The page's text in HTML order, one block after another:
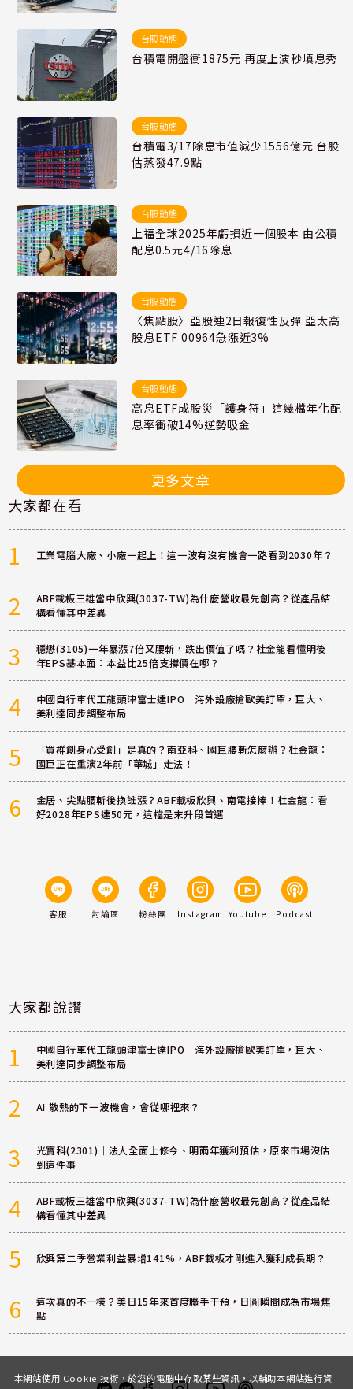
台股動態
台積電開盤衝1875元 再度上演秒填息秀
台股動態
台積電3/17除息市值減少1556億元 台股
估蒸發47.9點
台股動態
上福全球2025年虧損近一個股本 由公積
配息0.5元4/16除息
台股動態
〈焦點股〉亞股連2日報復性反彈 亞太高
股息ETF 00964急漲近3%
台股動態
高息ETF成股災「護身符」這幾檔年化配
息率衝破14%逆勢吸金
更多文章
大家都在看
1 工業電腦大廠、小廠一起上！這一波有沒有機會一路看到2030年？
2
ABF載板三雄當中欣興(3037-TW)為什麼營收最先創高？從產品結
構看懂其中差異
3
穩懋(3105)一年暴漲7倍又腰斬，跌出價值了嗎？杜金龍看懂明後
年EPS基本面：本益比25倍支撐價在哪？
4
中國自行車代工龍頭津富士達IPO 海外設廠搶歐美訂單，巨大、
美利達同步調整布局
5
「買群創身心受創」是真的？南亞科、國巨腰斬怎麼辦？杜金龍：
國巨正在重演2年前「華城」走法！
6
金居、尖點腰斬後換誰漲？ABF載板欣興、南電接棒！杜金龍：看
好2028年EPS達50元，這檔是末升段首選
客服 討論區 粉絲團 Instagram Youtube Podcast
大家都說讚
1
中國自行車代工龍頭津富士達IPO 海外設廠搶歐美訂單，巨大、
美利達同步調整布局
2 AI 散熱的下一波機會，會從哪裡來？
3
光寶科(2301)｜法人全面上修今、明兩年獲利預估，原來市場沒估
到這件事
4
ABF載板三雄當中欣興(3037-TW)為什麼營收最先創高？從產品結
構看懂其中差異
5 欣興第二季營業利益暴增141%，ABF載板才剛進入獲利成長期？
6
這次真的不一樣？美日15年來首度聯手干預，日圓瞬間成為市場焦
點
本網站使用 Cookie 技術，於您的電腦中存取某些資訊，以輔助本網站進行資